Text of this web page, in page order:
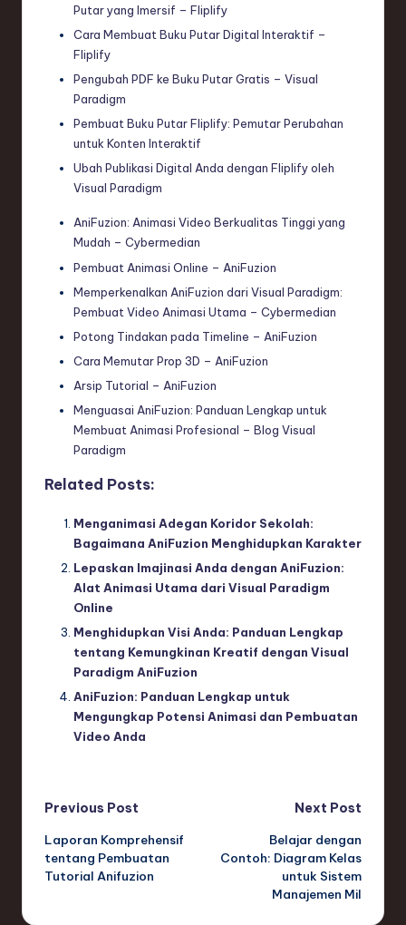
Putar yang Imersif – Fliplify
Cara Membuat Buku Putar Digital Interaktif –
Fliplify
Pengubah PDF ke Buku Putar Gratis – Visual
Paradigm
Pembuat Buku Putar Fliplify: Pemutar Perubahan
untuk Konten Interaktif
Ubah Publikasi Digital Anda dengan Fliplify oleh
Visual Paradigm
AniFuzion: Animasi Video Berkualitas Tinggi yang
Mudah – Cybermedian
Pembuat Animasi Online – AniFuzion
Memperkenalkan AniFuzion dari Visual Paradigm:
Pembuat Video Animasi Utama – Cybermedian
Potong Tindakan pada Timeline – AniFuzion
Cara Memutar Prop 3D – AniFuzion
Arsip Tutorial – AniFuzion
Menguasai AniFuzion: Panduan Lengkap untuk
Membuat Animasi Profesional – Blog Visual
Paradigm
Related Posts:
Menganimasi Adegan Koridor Sekolah:
Bagaimana AniFuzion Menghidupkan Karakter
Lepaskan Imajinasi Anda dengan AniFuzion:
Alat Animasi Utama dari Visual Paradigm
Online
Menghidupkan Visi Anda: Panduan Lengkap
tentang Kemungkinan Kreatif dengan Visual
Paradigm AniFuzion
AniFuzion: Panduan Lengkap untuk
Mengungkap Potensi Animasi dan Pembuatan
Video Anda
Post
navigation
Previous Post
Laporan Komprehensif
tentang Pembuatan
Tutorial Anifuzion
Next Post
Belajar dengan
Contoh: Diagram Kelas
untuk Sistem
Manajemen Mil